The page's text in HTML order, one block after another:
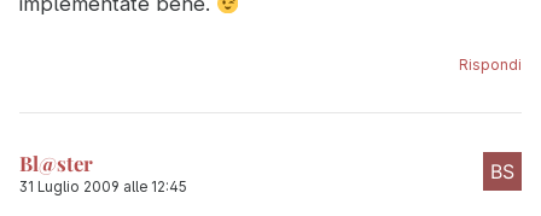
Rispondi
Bl@ster
31 Luglio 2009 alle 12:45